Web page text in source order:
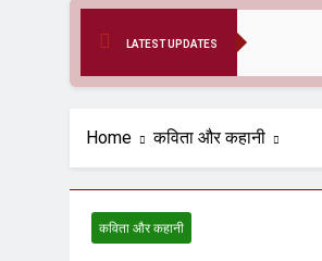
LATEST UPDATES
Home कविता और कहानी
कविता और कहानी